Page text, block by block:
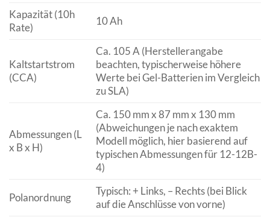
Kapazität (10h
Rate)
10 Ah
Kaltstartstrom
(CCA)
Ca. 105 A (Herstellerangabe
beachten, typischerweise höhere
Werte bei Gel-Batterien im Vergleich
zu SLA)
Abmessungen (L
x B x H)
Ca. 150 mm x 87 mm x 130 mm
(Abweichungen je nach exaktem
Modell möglich, hier basierend auf
typischen Abmessungen für 12-12B-
4)
Polanordnung
Typisch: + Links, – Rechts (bei Blick
auf die Anschlüsse von vorne)